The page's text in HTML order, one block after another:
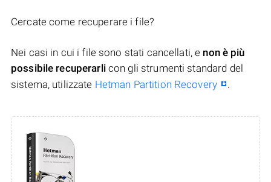
Cercate come recuperare i file?
Nei casi in cui i file sono stati cancellati, e non è più
possibile recuperarlicon gli strumenti standard del
sistema, utilizzate Hetman Partition Recovery .